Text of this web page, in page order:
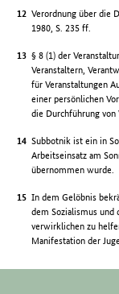
Verordnung über die
1980, S. 235 ff.
§ 8 (1) der
Veranstaltern,
für Veranstaltungen
einer persönlichen
die Durchführung
Subbotnik ist ein in
Arbeitseinsatz am
übernommen wurde.
In dem Gelöbnis
dem Sozialismus und
verwirklichen zu
Manifestation der